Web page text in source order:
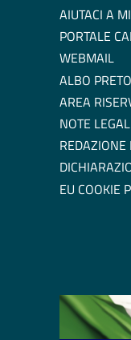
AIUTACI A
PORTALE
WEBMAIL
ALBO
AREA
NOTE
REDAZIONE
EU COOKIE